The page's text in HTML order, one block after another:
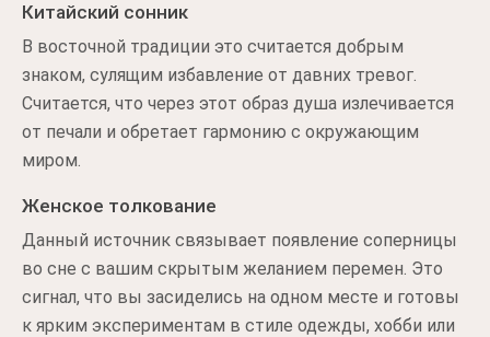
Китайский сонник
В восточной традиции это считается добрым
знаком, сулящим избавление от давних тревог.
Считается, что через этот образ душа излечивается
от печали и обретает гармонию с окружающим
миром.
Женское толкование
Данный источник связывает появление соперницы
во сне с вашим скрытым желанием перемен. Это
сигнал, что вы засиделись на одном месте и готовы
к ярким экспериментам в стиле одежды, хобби или